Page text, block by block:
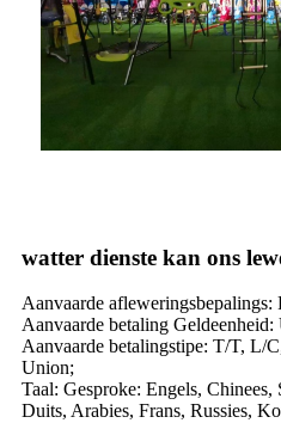
watter dienste kan ons
Aanvaarde
Aanvaarde betaling
Aanvaarde betalingstipe: T/T, L/
Union;
Taal: Gesproke: Engels, Chinees,
Duits, Arabies, Frans, Russies,